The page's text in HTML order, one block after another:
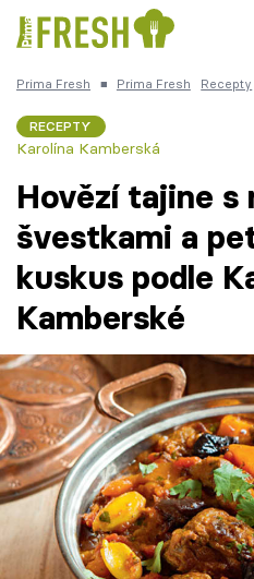
Česká kuchyně
Témata
Články
TV Program
Škola vaření
Recepty z TV
Prima Fresh ■ Prima Fresh Recepty
RECEPTY
Karolína Kamberská
Hovězí tajine s
švestkami a
kuskus podle
Kamberské